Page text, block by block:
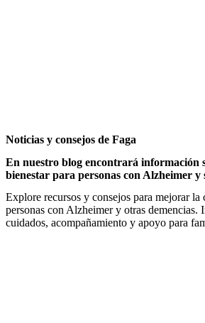
Noticias y consejos de Faga
En nuestro blog encontrará información
bienestar para personas con Alzheimer y
Explore recursos y consejos para mejorar la
personas con Alzheimer y otras demencias.
cuidados, acompañamiento y apoyo para